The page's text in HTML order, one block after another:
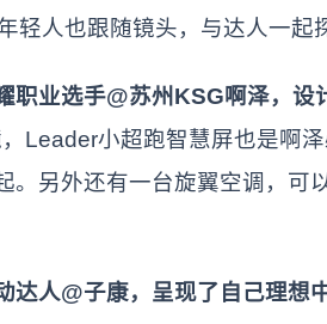
轻人也跟随镜头，与达人一起
业选手@苏州KSG啊泽，设
Leader小超跑智慧屏也是啊
。另外还有一台旋翼空调，可
达人@子康，呈现了自己理想